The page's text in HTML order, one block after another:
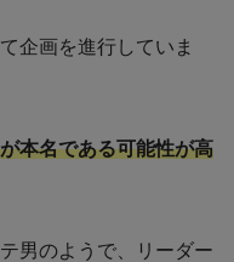
企画を進行していま
本名である可能性が高
男のようで、リーダー